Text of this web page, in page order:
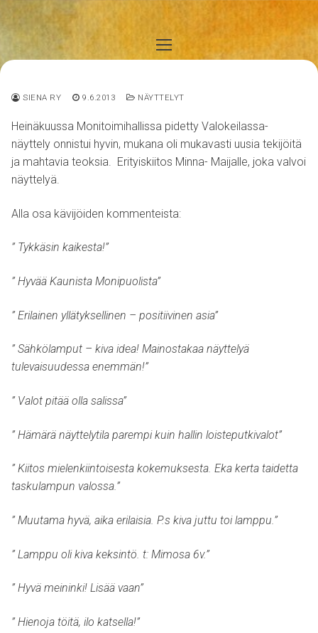
Hyppää
sisältöön
SIENA RY 9.6.2013 NÄYTTELYT
Heinäkuussa Monitoimihallissa pidetty Valokeilassa-
näyttely onnistui hyvin, mukana oli mukavasti uusia tekijöitä
ja mahtavia teoksia. Erityiskiitos Minna- Maijalle, joka valvoi
näyttelyä.
Alla osa kävijöiden kommenteista:
” Tykkäsin kaikesta!”
” Hyvää Kaunista Monipuolista”
” Erilainen yllätyksellinen – positiivinen asia”
” Sähkölamput – kiva idea! Mainostakaa näyttelyä
tulevaisuudessa enemmän!”
” Valot pitää olla salissa”
” Hämärä näyttelytila parempi kuin hallin loisteputkivalot”
” Kiitos mielenkiintoisesta kokemuksesta. Eka kerta taidetta
taskulampun valossa.”
” Muutama hyvä, aika erilaisia. P.s kiva juttu toi lamppu.”
” Lamppu oli kiva keksintö. t: Mimosa 6v.”
” Hyvä meininki! Lisää vaan”
” Hienoja töitä, ilo katsella!”